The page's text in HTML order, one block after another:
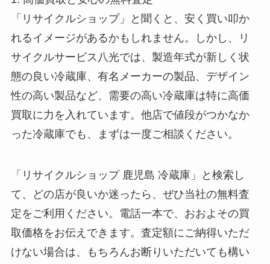
「リサイクルショップ」と聞くと、安く買い叩か
れるイメージがあるかもしれません。しかし、リ
サイクルサービス八光では、製造年式が新しく状
態の良い冷蔵庫、有名メーカーの製品、デザイン
性の高い製品など、需要の高い冷蔵庫は特に高価
買取に力を入れています。他店で値段がつかなか
った冷蔵庫でも、まずは一度ご相談ください。
「リサイクルショップ 鹿児島 冷蔵庫」と検索し
て、どの店が良いか迷ったら、ぜひ当社の無料査
定をご利用ください。電話一本で、おおよその買
取価格をお伝えできます。査定額にご納得いただ
けない場合は、もちろんお断りいただいても構い